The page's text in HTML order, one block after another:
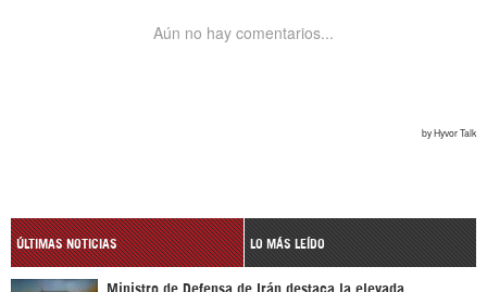
ÚLTIMAS NOTICIAS LO MÁS LEÍDO
Ministro de Defensa de Irán destaca la elevada